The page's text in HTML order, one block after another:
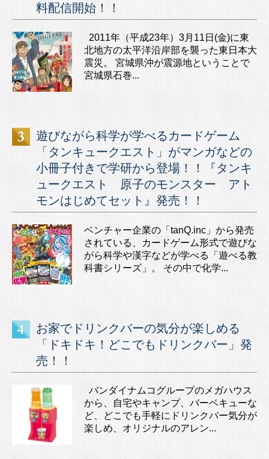
料配信開始！！
2011年（平成23年）3月11日(金)に東
北地方の太平洋沿岸部を襲った東日本大
震災。 宮城県沖が震源地ということで
宮城県石巻...
遊びながら科学が学べるカードゲーム
「タンキュークエスト」がマンガなどの
小冊子付きで学研から登場！！『タンキ
ュークエスト 原子のモンスター アト
モンはじめてセット』発売！！
ベンチャー企業の「tanQ.inc」から発売
されている、カードゲーム形式で遊びな
がら科学や漢字などが学べる「遊べる教
科書シリーズ」。 その中で化学...
お家でドリンクバーの気分が楽しめる
「ドキドキ！どこでもドリンクバー」発
売！！
バンダイナムコグループのメガハウス
から、自宅やキャンプ、バーベキューな
ど、どこでも手軽にドリンクバー気分が
楽しめ、オリジナルのアレン...